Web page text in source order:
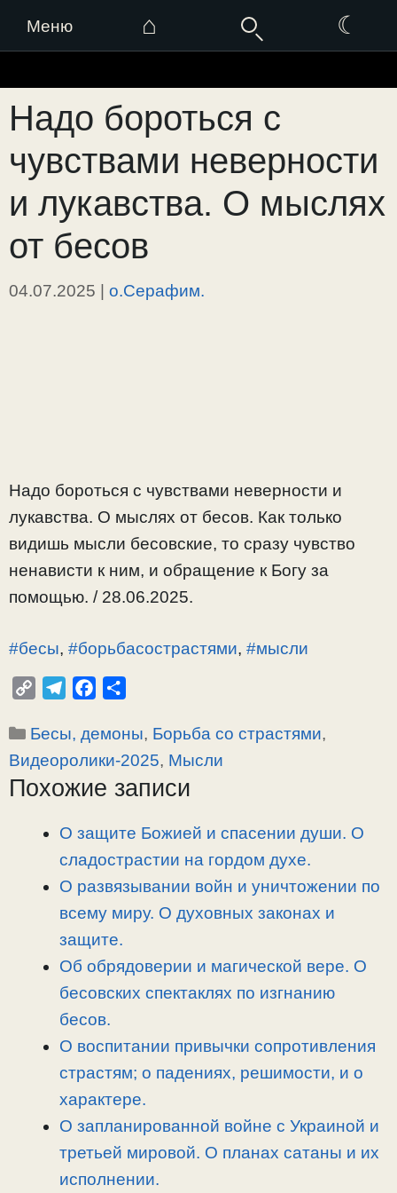
Меню ⌂ ☾
к
содержимому
Надо бороться с
чувствами неверности
и лукавства. О мыслях
от бесов
04.07.2025 | о.Серафим.
Надо бороться с чувствами неверности и
лукавства. О мыслях от бесов. Как только
видишь мысли бесовские, то сразу чувство
ненависти к ним, и обращение к Богу за
помощью. / 28.06.2025.
#бесы, #борьбасострастями, #мысли
p
y
L
l
e
g
a
c
e
b
п
р
а
ь
Рубрики
Бесы, демоны, Борьба со страстями,
Видеоролики-2025, Мысли
Похожие записи
О защите Божией и спасении души. О
сладострастии на гордом духе.
О развязывании войн и уничтожении по
всему миру. О духовных законах и
защите.
Об обрядоверии и магической вере. О
бесовских спектаклях по изгнанию
бесов.
О воспитании привычки сопротивления
страстям; о падениях, решимости, и о
характере.
О запланированной войне с Украиной и
третьей мировой. О планах сатаны и их
исполнении.